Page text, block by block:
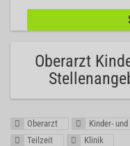
Oberarzt
Oberarzt Kinder-
Teilzeit
Klinik